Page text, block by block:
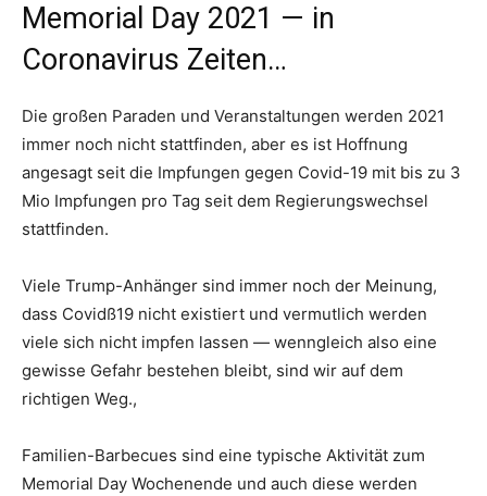
Memorial Day 2021 — in
Coronavirus Zeiten…
Die großen Paraden und Veranstaltungen werden 2021
immer noch nicht stattfinden, aber es ist Hoffnung
angesagt seit die Impfungen gegen Covid-19 mit bis zu 3
Mio Impfungen pro Tag seit dem Regierungswechsel
stattfinden.
Viele Trump-Anhänger sind immer noch der Meinung,
dass Covidß19 nicht existiert und vermutlich werden
viele sich nicht impfen lassen — wenngleich also eine
gewisse Gefahr bestehen bleibt, sind wir auf dem
richtigen Weg.,
Familien-Barbecues sind eine typische Aktivität zum
Memorial Day Wochenende und auch diese werden